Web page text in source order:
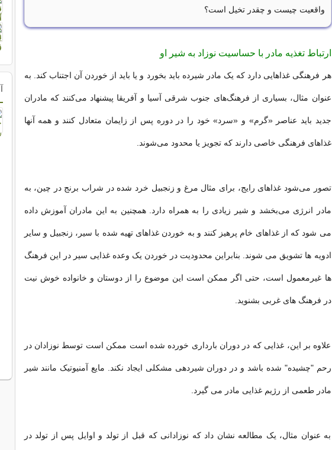
واقعیت چیست و چقدر تخیل است؟
ارتباط تغذیه مادر با حساسیت نوزاد به شیر او
هر فرهنگی غذاهایی دارد که یک مادر شیرده باید بخورد و یا باید از خوردن آن اجتناب کند. به
عنوان مثال، بسیاری از فرهنگ‌های جنوب شرقی آسیا و آفریقا پیشنهاد می‌کنند که مادران
جدید باید عناصر «گرم» و «سرد» خود را در دوره پس از زایمان متعادل کنند و همه آنها
غذاهای فرهنگی خاصی دارند که تجویز یا محدود می‌شوند.
تصور می‌شود غذاهای رایج، برای مثال مرغ و زنجبیل خرد شده در شراب برنج در چین، به
مادر انرژی می‌بخشد و شیر زیادی را به همراه دارد. همچنین به این مادران آموزش داده
می شود که از غذاهای خام پرهیز کنند و به خوردن غذاهای تهیه شده با سیر، زنجبیل و سایر
ادویه ها تشویق می شوند. بنابراین محدودیت در خوردن یک وعده غذایی سیر در این فرهنگ
ها غیرمعمول است، حتی اگر ممکن است این موضوع را از دوستان و خانواده خوش نیت
در فرهنگ های غربی بشنوید.
علاوه بر این، غذایی که در دوران بارداری خورده شده است ممکن است توسط نوزادان در
رحم "چشیده" شده باشد و در دوران شیردهی مشکلی ایجاد نکند. مایع آمنیوتیک مانند شیر
مادر طعمی از رژیم غذایی مادر می گیرد.
به عنوان مثال، یک مطالعه نشان داد که نوزادانی که قبل از تولد و اوایل پس از تولد در